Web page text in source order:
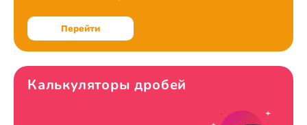
Перейти
Калькуляторы дробей